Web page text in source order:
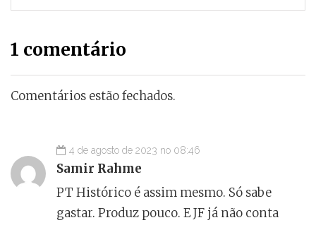
1 comentário
Comentários estão fechados.
4 de agosto de 2023 no 08:46
Samir Rahme
PT Histórico é assim mesmo. Só sabe
gastar. Produz pouco. E JF já não conta